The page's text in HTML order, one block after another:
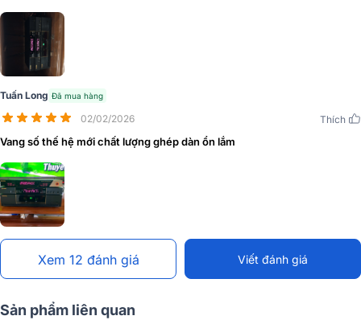
Điều này tạo ra hiệu ứng âm thanh vòm sống động, bao trùm không
gian, giúp bạn như đang ở trong một rạp hát mini. Đặc biệt với
karaoke, âm thanh đa kênh sẽ làm giọng hát và nhạc nền hòa quyện
một cách chân thực, mang đến cảm giác "phiêu" hơn hẳn.
Tuấn Long Đã mua hàng
02/02/2026 Thích
Vang số thế hệ mới chất lượng ghép dàn ổn lắm
Xem 12 đánh giá Viết đánh giá
Sản phẩm liên quan